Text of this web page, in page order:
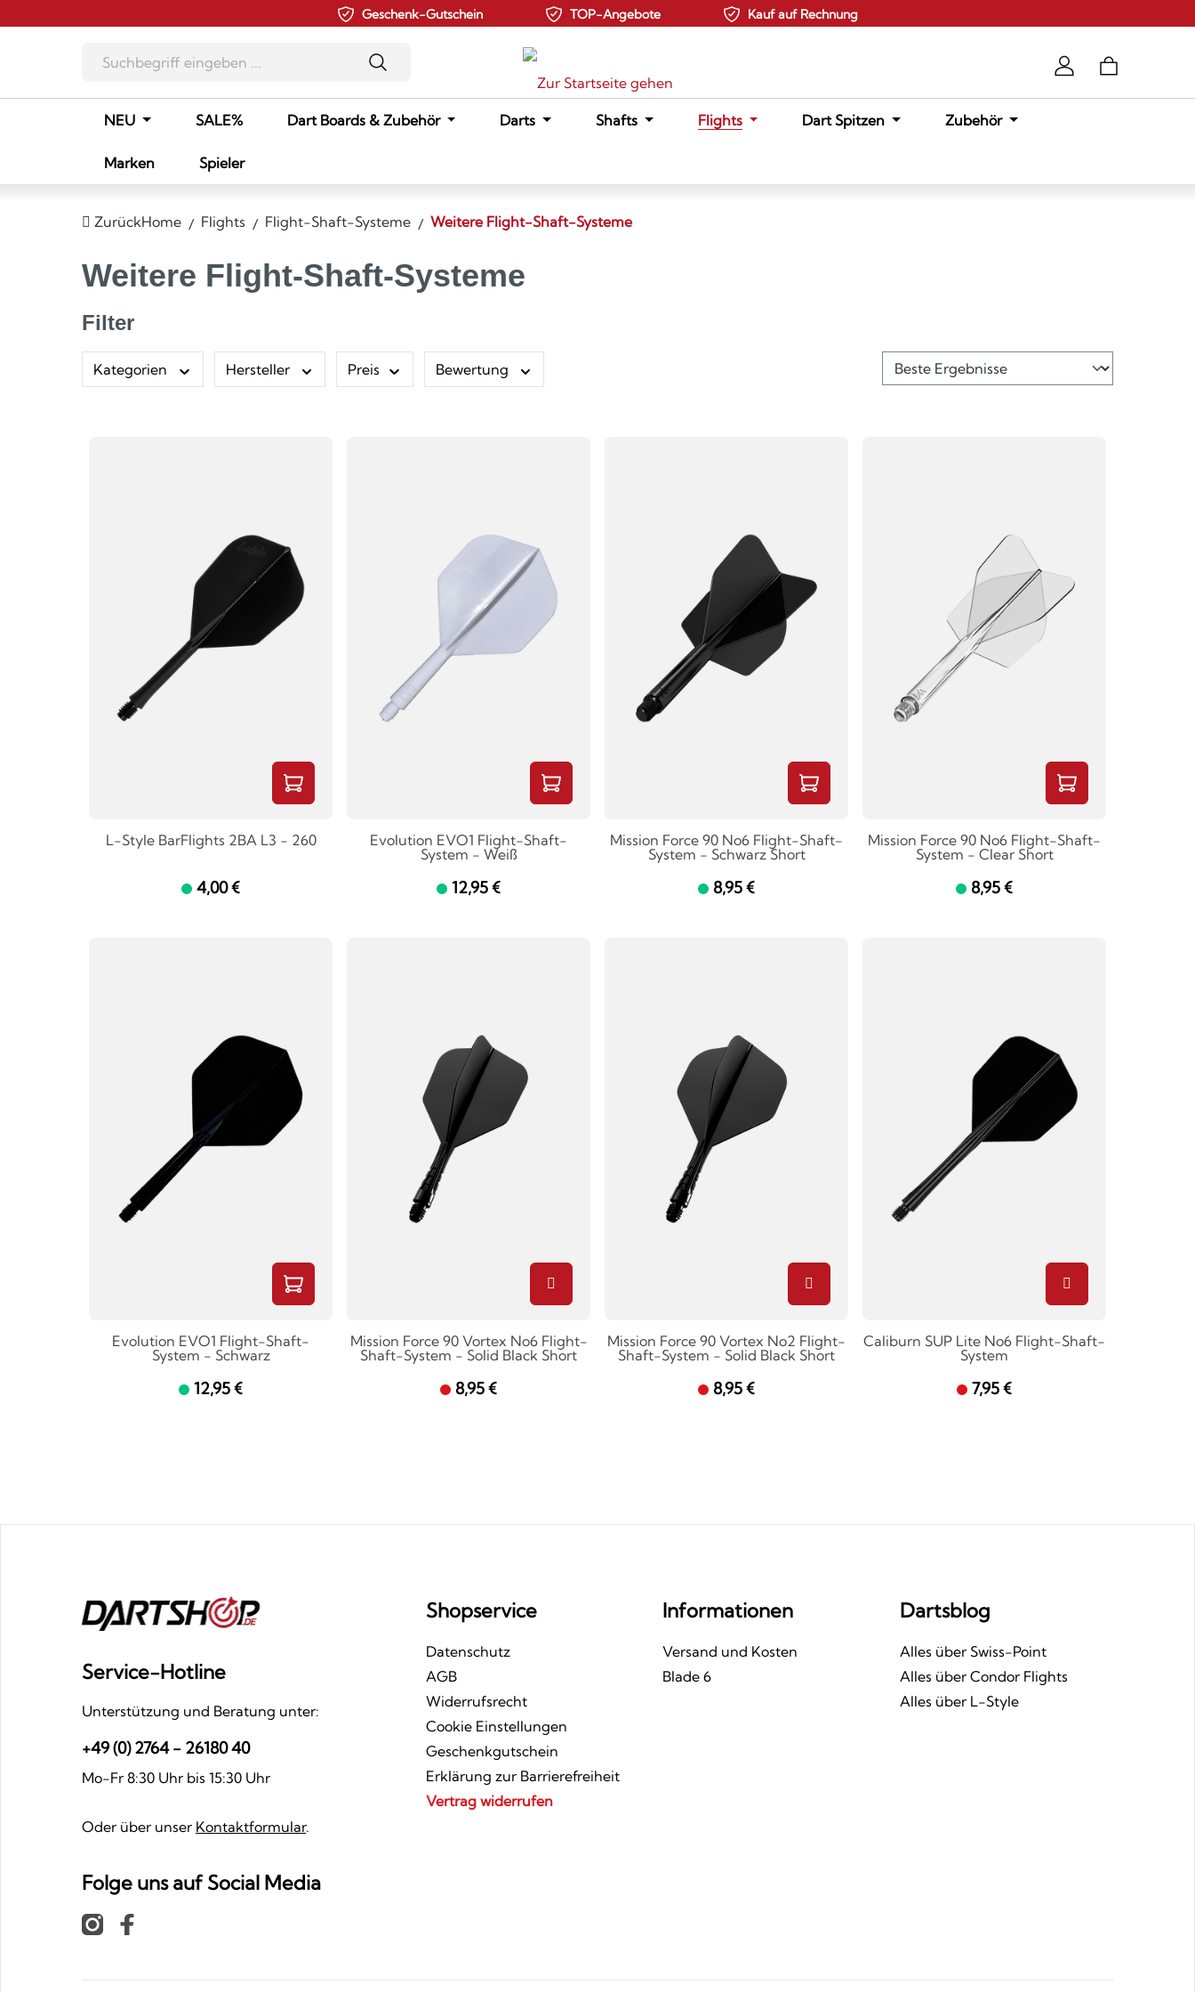
Geschenk-Gutschein TOP-Angebote Kauf auf Rechnung
NEU SALE% Dart Boards & Zubehör Darts Shafts Flights Dart Spitzen Zubehör
Marken Spieler
ZurückHome Flights Flight-Shaft-Systeme Weitere Flight-Shaft-Systeme
Weitere Flight-Shaft-Systeme
Filter
Kategorien Hersteller Preis Bewertung
L-Style BarFlights 2BA L3 - 260
4,00 €
Evolution EVO1 Flight-Shaft-
System - Weiß
12,95 €
Mission Force 90 No6 Flight-Shaft-
System - Schwarz Short
8,95 €
Mission Force 90 No6 Flight-Shaft-
System - Clear Short
8,95 €
Evolution EVO1 Flight-Shaft-
System - Schwarz
12,95 €
Mission Force 90 Vortex No6 Flight-
Shaft-System - Solid Black Short
8,95 €
Mission Force 90 Vortex No2 Flight-
Shaft-System - Solid Black Short
8,95 €
Caliburn SUP Lite No6 Flight-Shaft-
System
7,95 €
Service-Hotline
Unterstützung und Beratung unter:
+49 (0) 2764 - 26180 40
Mo-Fr 8:30 Uhr bis 15:30 Uhr
Oder über unser Kontaktformular.
Folge uns auf Social Media
Shopservice
Datenschutz
AGB
Widerrufsrecht
Cookie Einstellungen
Geschenkgutschein
Erklärung zur Barrierefreiheit
Vertrag widerrufen
Informationen
Versand und Kosten
Blade 6
Dartsblog
Alles über Swiss-Point
Alles über Condor Flights
Alles über L-Style